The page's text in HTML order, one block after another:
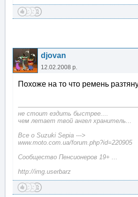
djovan
12.02.2008 р.
Похоже на то что ремень
не стоит ездить быстрее....
чем летает твой ангел хранитель...
Все о Suzuki Sepia --->
www.moto.com.ua/forum.php?id=220905
Сообщество Пенсионеров 19+ ...
http://img.userbarz